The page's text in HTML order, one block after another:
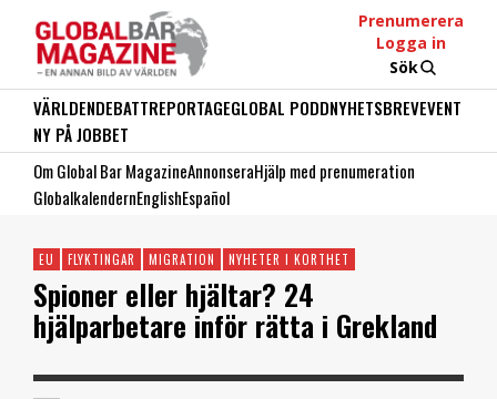
Prenumerera
Logga in
Sök
VÄRLDENDEBATTREPORTAGEGLOBAL PODDNYHETSBREVEVENT
NY PÅ JOBBET
Om Global Bar MagazineAnnonseraHjälp med prenumeration
GlobalkalendernEnglishEspañol
EU FLYKTINGAR MIGRATION NYHETER I KORTHET
Spioner eller hjältar? 24
hjälparbetare inför rätta i Grekland